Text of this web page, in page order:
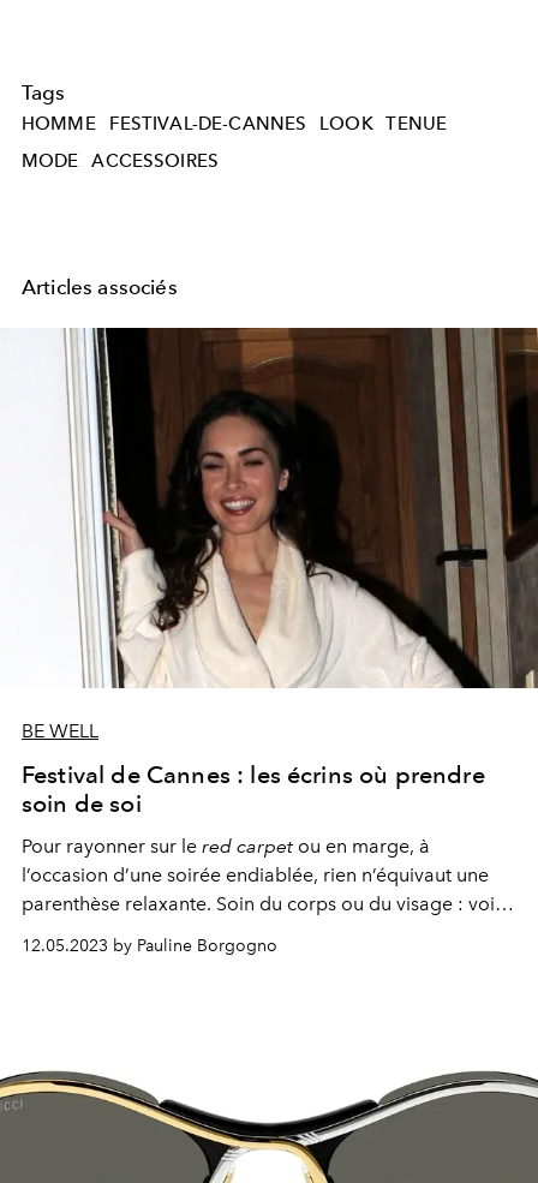
Tags
HOMME FESTIVAL-DE-CANNES LOOK TENUE
MODE
ACCESSOIRES
Articles associés
BE WELL
Festival de Cannes : les écrins où prendre
soin de soi
Pour rayonner sur le red carpet ou en marge, à
l’occasion d’une soirée endiablée, rien n’équivaut une
parenthèse relaxante. Soin du corps ou du visage : voici
les adresses pour s’accorder une pause
12.05.2023 by Pauline Borgogno